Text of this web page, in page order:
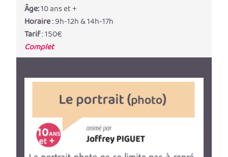
Âge:10 ans et +
Horaire: 9h-12h & 14h-17h
Tarif: 150€
Complet